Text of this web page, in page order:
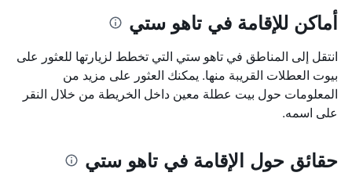
أماكن للإقامة في تاهو ستي
انتقل إلى المناطق في تاهو ستي التي تخطط لزيارتها للعثور على
بيوت العطلات القريبة منها. يمكنك العثور على مزيد من
المعلومات حول بيت عطلة معين داخل الخريطة من خلال النقر
على اسمه.
حقائق حول الإقامة في تاهو ستي